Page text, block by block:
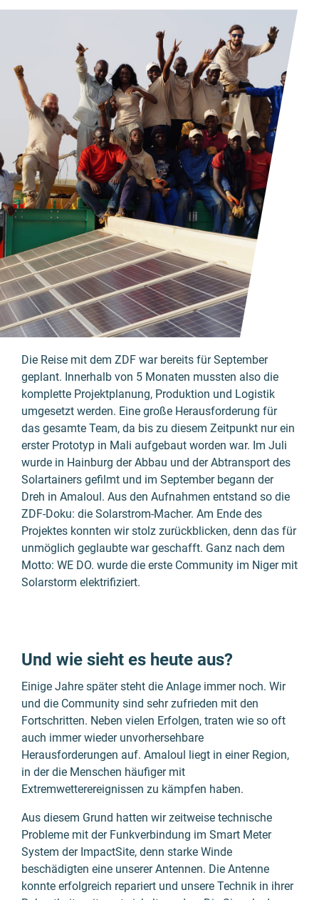
Die Reise mit dem ZDF war bereits für September
geplant. Innerhalb von 5 Monaten mussten also die
komplette Projektplanung, Produktion und Logistik
umgesetzt werden. Eine große Herausforderung für
das gesamte Team, da bis zu diesem Zeitpunkt nur ein
erster Prototyp in Mali aufgebaut worden war. Im Juli
wurde in Hainburg der Abbau und der Abtransport des
Solartainers gefilmt und im September begann der
Dreh in Amaloul. Aus den Aufnahmen entstand so die
ZDF-Doku: die Solarstrom-Macher. Am Ende des
Projektes konnten wir stolz zurückblicken, denn das für
unmöglich geglaubte war geschafft. Ganz nach dem
Motto: WE DO. wurde die erste Community im Niger mit
Solarstorm elektrifiziert.
Und wie sieht es heute aus?
Einige Jahre später steht die Anlage immer noch. Wir
und die Community sind sehr zufrieden mit den
Fortschritten. Neben vielen Erfolgen, traten wie so oft
auch immer wieder unvorhersehbare
Herausforderungen auf. Amaloul liegt in einer Region,
in der die Menschen häufiger mit
Extremwetterereignissen zu kämpfen haben.
Aus diesem Grund hatten wir zeitweise technische
Probleme mit der Funkverbindung im Smart Meter
System der ImpactSite, denn starke Winde
beschädigten eine unserer Antennen. Die Antenne
konnte erfolgreich repariert und unsere Technik in ihrer